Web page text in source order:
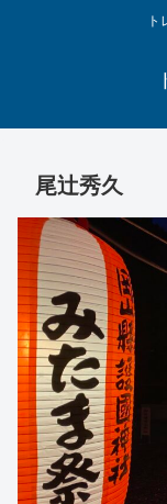
尾辻秀久